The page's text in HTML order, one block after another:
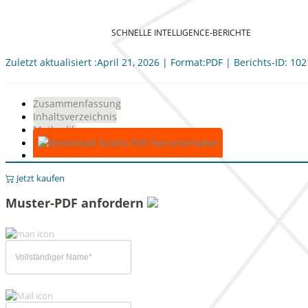
SCHNELLE INTELLIGENCE-BERICHTE
Zuletzt aktualisiert :April 21, 2026 | Format:PDF | Berichts-ID:
Zusammenfassung
Inhaltsverzeichnis
Methodik
Gratis-PDF herunterladen
Jetzt kaufen
Muster-PDF anfordern